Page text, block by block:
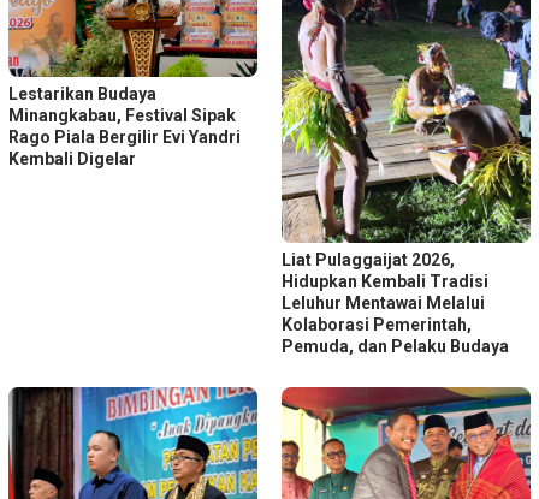
Lestarikan Budaya
Minangkabau, Festival Sipak
Rago Piala Bergilir Evi Yandri
Kembali Digelar
Liat Pulaggaijat 2026,
Hidupkan Kembali Tradisi
Leluhur Mentawai Melalui
Kolaborasi Pemerintah,
Pemuda, dan Pelaku Budaya